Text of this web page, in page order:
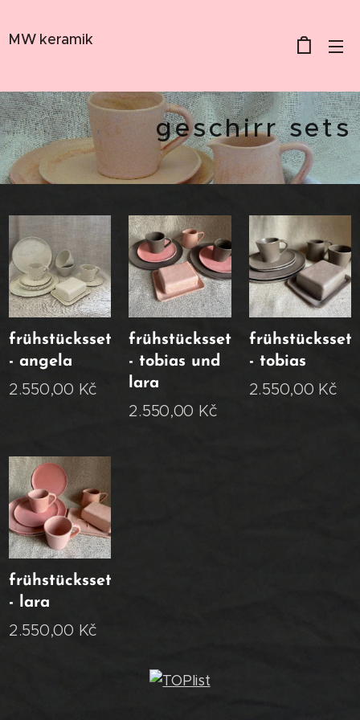
MW keramik
geschirr sets
frühstücksset
- angela
2.550,00 Kč
frühstücksset
- tobias und
lara
2.550,00 Kč
frühstücksset
- tobias
2.550,00 Kč
frühstücksset
- lara
2.550,00 Kč